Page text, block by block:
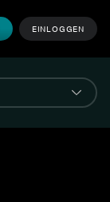
EINLOGGEN